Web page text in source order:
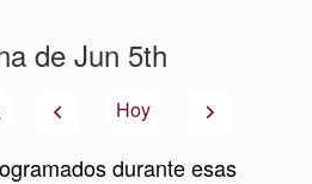
de Jun 5th
AnteriorHoy Siguiente
durante esas